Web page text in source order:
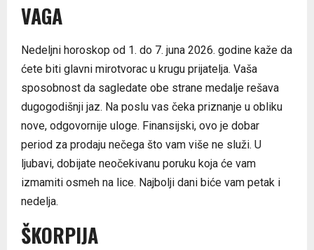
VAGA
Nedeljni horoskop od 1. do 7. juna 2026. godine kaže da
ćete biti glavni mirotvorac u krugu prijatelja. Vaša
sposobnost da sagledate obe strane medalje rešava
dugogodišnji jaz. Na poslu vas čeka priznanje u obliku
nove, odgovornije uloge. Finansijski, ovo je dobar
period za prodaju nečega što vam više ne služi. U
ljubavi, dobijate neočekivanu poruku koja će vam
izmamiti osmeh na lice. Najbolji dani biće vam petak i
nedelja.
ŠKORPIJA